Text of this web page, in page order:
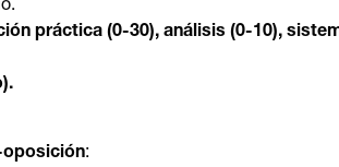
práctica (0-30), análisis (0-10),
: